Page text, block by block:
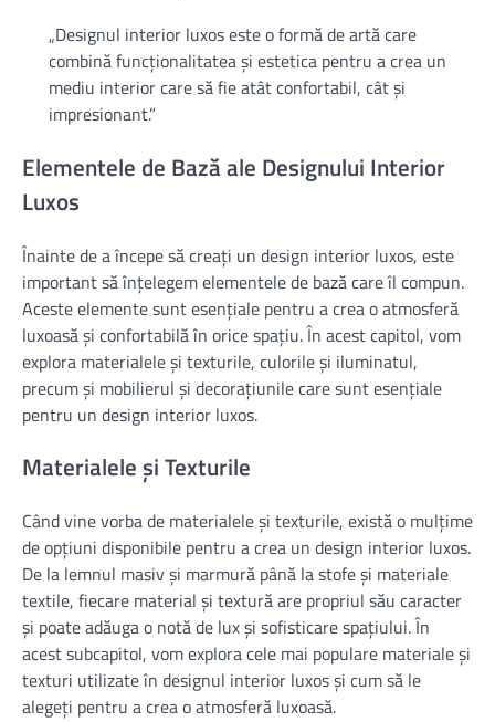
„Designul interior luxos este o formă de artă care
combină funcționalitatea și estetica pentru a crea un
mediu interior care să fie atât confortabil, cât și
impresionant.”
Elementele de Bază ale Designului Interior
Luxos
Înainte de a începe să creați un design interior luxos, este
important să înțelegem elementele de bază care îl compun.
Aceste elemente sunt esențiale pentru a crea o atmosferă
luxoasă și confortabilă în orice spațiu. În acest capitol, vom
explora materialele și texturile, culorile și iluminatul,
precum și mobilierul și decorațiunile care sunt esențiale
pentru un design interior luxos.
Materialele și Texturile
Când vine vorba de materialele și texturile, există o mulțime
de opțiuni disponibile pentru a crea un design interior luxos.
De la lemnul masiv și marmură până la stofe și materiale
textile, fiecare material și textură are propriul său caracter
și poate adăuga o notă de lux și sofisticare spațiului. În
acest subcapitol, vom explora cele mai populare materiale și
texturi utilizate în designul interior luxos și cum să le
alegeți pentru a crea o atmosferă luxoasă.